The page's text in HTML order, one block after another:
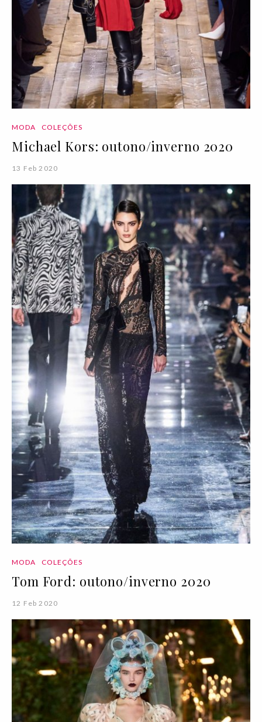
MODA COLEÇÕES
Michael Kors: outono/inverno 2020
13 Feb 2020
MODA COLEÇÕES
Tom Ford: outono/inverno 2020
12 Feb 2020